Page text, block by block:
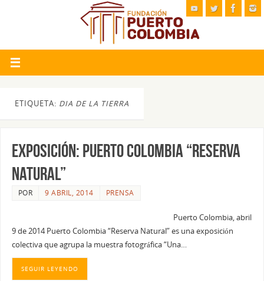
ETIQUETA: DIA DE LA TIERRA
EXPOSICIÓN: PUERTO COLOMBIA “RESERVA
NATURAL”
POR 9 ABRIL, 2014 PRENSA
Puerto Colombia, abril
9 de 2014 Puerto Colombia “Reserva Natural” es una exposición
colectiva que agrupa la muestra fotográfica “Una…
SEGUIR LEYENDO